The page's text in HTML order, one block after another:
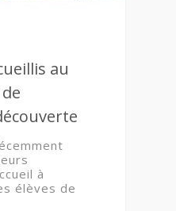
au
à
élèves de